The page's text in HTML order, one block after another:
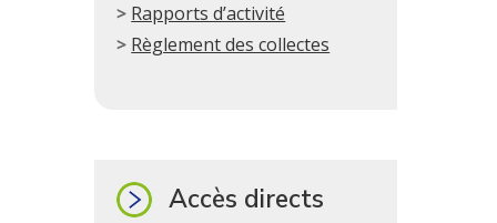
Rapports d’activité
Règlement des collectes
Accès directs